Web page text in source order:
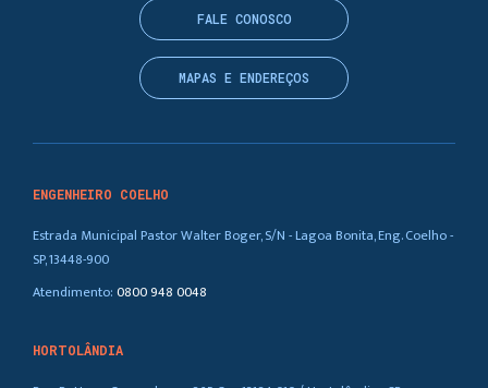
ENGENHEIRO COELHO
Estrada Municipal Pastor Walter Boger, S/N - Lagoa Bonita, Eng. Coelho -
SP, 13448-900
Atendimento:0800 948 0048
HORTOLÂNDIA
FALE CONOSCO
MAPAS E ENDEREÇOS